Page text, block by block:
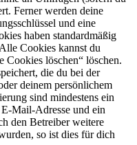
Ferner werden deine
und eine
haben standardmäßig
Cookies kannst du
löschen“ löschen.
die du bei der
deinem persönlichem
sind mindestens ein
Mail-Adresse und ein
den Betreiber weitere
so ist dies für dich